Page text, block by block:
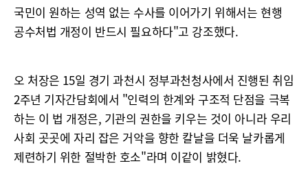
국민이 원하는 성역 없는 수사를 이어가기 위해서는 현행
공수처법 개정이 반드시 필요하다"고 강조했다.
오 처장은 15일 경기 과천시 정부과천청사에서 진행된 취임
2주년 기자간담회에서 "인력의 한계와 구조적 단점을 극복
하는 이 법 개정은, 기관의 권한을 키우는 것이 아니라 우리
사회 곳곳에 자리 잡은 거악을 향한 칼날을 더욱 날카롭게
제련하기 위한 절박한 호소"라며 이같이 밝혔다.